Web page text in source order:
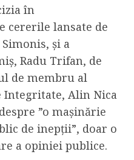
în
cererile lansate de
și a
Radu Trifan, de
de membru al
Integritate, Alin Nica
”o mașinărie
de inepții”, doar o
a opiniei publice.